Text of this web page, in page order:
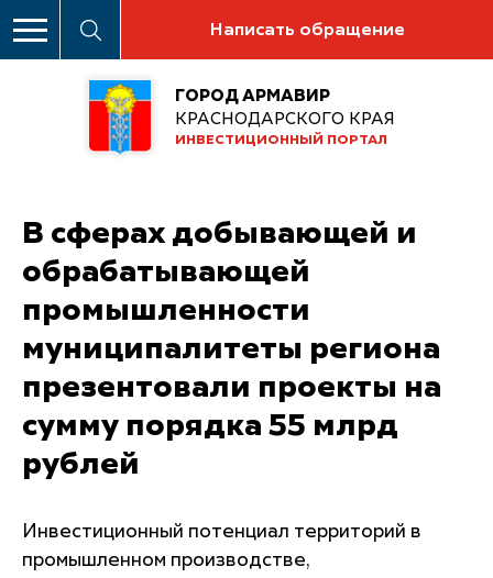
Написать обращение
ГОРОД АРМАВИР
КРАСНОДАРСКОГО КРАЯ
ИНВЕСТИЦИОННЫЙ ПОРТАЛ
В сферах добывающей и
обрабатывающей
промышленности
муниципалитеты региона
презентовали проекты на
сумму порядка 55 млрд
рублей
Инвестиционный потенциал территорий в
промышленном производстве,